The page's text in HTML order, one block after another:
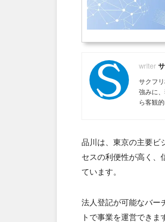
サクフ
強みに
ら客観
品川は、東京の主要ビ
セスの利便性が高く、
ています。
法人登記が可能なバー
トで事業を運営できま